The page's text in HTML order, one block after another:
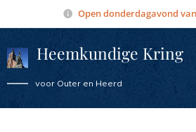
Open donderdagavond
Heemkundige Kring
Overmere
voor Outer en Heerd